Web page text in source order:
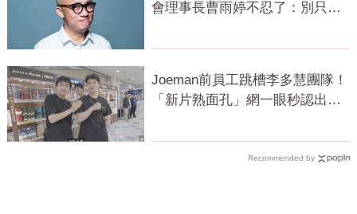
會理事長曹雨婷不忍了：別只包
Joeman前員工跳槽李多慧團隊！
「新片熟面孔」網一眼秒認出：
Recommended by